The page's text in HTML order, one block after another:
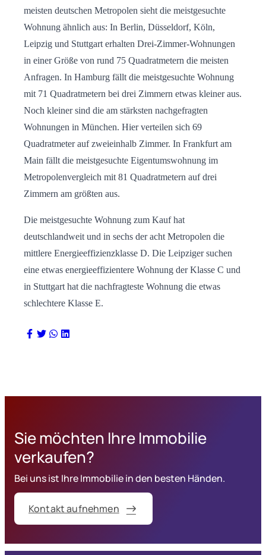
meisten deutschen Metropolen sieht die meistgesuchte
Wohnung ähnlich aus: In Berlin, Düsseldorf, Köln,
Leipzig und Stuttgart erhalten Drei-Zimmer-Wohnungen
in einer Größe von rund 75 Quadratmetern die meisten
Anfragen. In Hamburg fällt die meistgesuchte Wohnung
mit 71 Quadratmetern bei drei Zimmern etwas kleiner aus.
Noch kleiner sind die am stärksten nachgefragten
Wohnungen in München. Hier verteilen sich 69
Quadratmeter auf zweieinhalb Zimmer. In Frankfurt am
Main fällt die meistgesuchte Eigentumswohnung im
Metropolenvergleich mit 81 Quadratmetern auf drei
Zimmern am größten aus.
Die meistgesuchte Wohnung zum Kauf hat
deutschlandweit und in sechs der acht Metropolen die
mittlere Energieeffizienzklasse D. Die Leipziger suchen
eine etwas energieeffizientere Wohnung der Klasse C und
in Stuttgart hat die nachfragteste Wohnung die etwas
schlechtere Klasse E.
Sie möchten Ihre Immobilie
verkaufen?
Bei uns ist Ihre Immobilie in den besten Händen.
Kontakt aufnehmen